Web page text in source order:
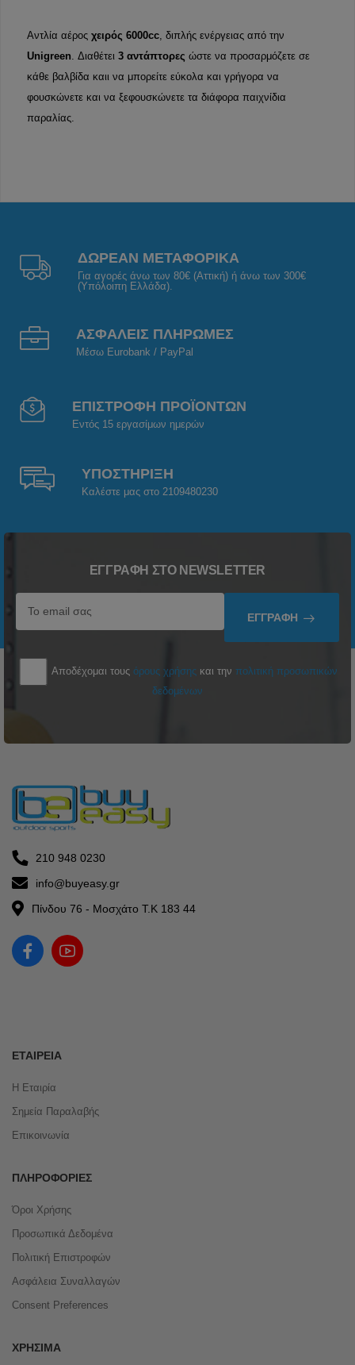
Αντλία αέρος χειρός 6000cc, διπλής ενέργειας από την
Unigreen. Διαθέτει 3 αντάπτορες ώστε να προσαρμόζετε σε
κάθε βαλβίδα καιι να μπορείτε εύκολα και γρήγορα να
φουσκώνετε και να ξεφουσκώνετε τα διάφορα παιχνίδια
παραλίας.
ΔΩΡΕΑΝ ΜΕΤΑΦΟΡΙΚΑ
Για αγορές άνω των 80€ (Αττική) ή άνω των 300€
(Υπόλοιπη Ελλάδα).
ΑΣΦΑΛΕΙΣ ΠΛΗΡΩΜΕΣ
Μέσω Eurobank / PayPal
ΕΠΙΣΤΡΟΦΗ ΠΡΟΪΟΝΤΩΝ
Εντός 15 εργασίμων ημερών
ΥΠΟΣΤΗΡΙΞΗ
Καλέστε μας στο 2109480230
ΕΓΓΡΑΦΉ ΣΤΟ NEWSLETTER
ΕΓΓΡΑΦΉ
Αποδέχομαι τους όρους χρήσης και την πολιτική προσωπικών
δεδομένων
210 948 0230
info@buyeasy.gr
Πίνδου 76 - Μοσχάτο Τ.Κ 183 44
ΕΤΑΙΡΕΊΑ
Η Εταιρία
Σημεία Παραλαβής
Επικοινωνία
ΠΛΗΡΟΦΟΡΊΕΣ
Όροι Χρήσης
Προσωπικά Δεδομένα
Πολιτική Επιστροφών
Ασφάλεια Συναλλαγών
Consent Preferences
ΧΡΉΣΙΜΑ